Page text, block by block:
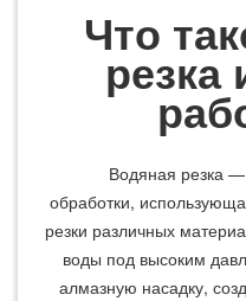
Что
резка
Водяная резка —
обработки,
резки различных
воды под высоким
алмазную насадку,